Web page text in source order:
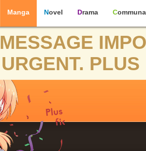
Manga Novel Drama
MESSAGE
URGENT.